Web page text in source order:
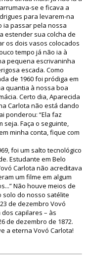
se e ficava a
para levarem-na
ia passar pela nossa
estender sua colcha de
os dois vasos colocados
tempo já não ia à
pequena escrivaninha
escada. Como
de 1960 foi pródiga em
quantia à nossa boa
Certo dia, Aparecida
Carlota não está dando
ponderou: “Ela faz
seja. Faça o seguinte,
minha conta, fique com
foi um salto tecnológico
Estudante em Belo
Carlota não acreditava
um filme em algum
Não houve meios de
solo do nosso satélite
de dezembro Vovó
capilares – às
de dezembro de 1872.
a eterna Vovó Carlota!